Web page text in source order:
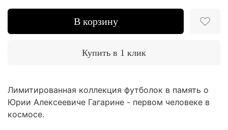
В корзину
Купить в 1 клик
Лимитированная коллекция футболок в память о
Юрии Алексеевиче Гагарине - первом человеке в
космосе.